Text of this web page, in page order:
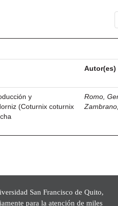
Autor(es)
y
(Coturnix coturnix
Romo,
San Francisco de Quito,
para la atención de miles